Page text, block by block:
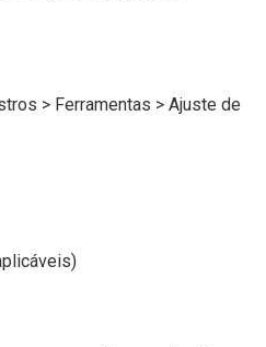
> Ferramentas > Ajuste de